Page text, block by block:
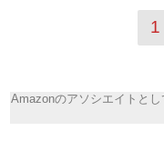
1
Amazonのアソシエイトと